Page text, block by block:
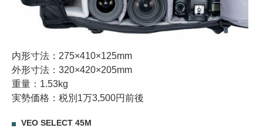
内形寸法：275×410×125mm
外形寸法：320×420×205mm
重量：1.53kg
実勢価格：税別1万3,500円前後
VEO SELECT 45M